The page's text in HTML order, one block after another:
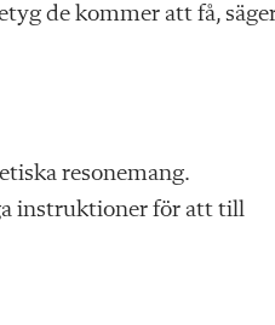
de kommer att få,
resonemang.
instruktioner för att till